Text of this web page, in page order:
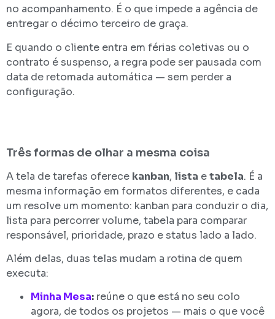
no acompanhamento. É o que impede a agência de
entregar o décimo terceiro de graça.
E quando o cliente entra em férias coletivas ou o
contrato é suspenso, a regra pode ser pausada com
data de retomada automática — sem perder a
configuração.
Três formas de olhar a mesma coisa
A tela de tarefas oferece kanban, lista etabela. É a
mesma informação em formatos diferentes, e cada
um resolve um momento: kanban para conduzir o dia,
lista para percorrer volume, tabela para comparar
responsável, prioridade, prazo e status lado a lado.
Além delas, duas telas mudam a rotina de quem
executa:
Minha Mesa: reúne o que está no seu colo
agora, de todos os projetos — mais o que você